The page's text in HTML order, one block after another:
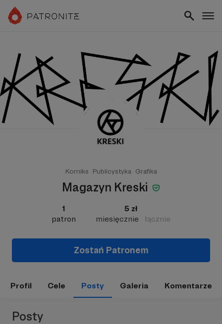
Komiks Publicystyka Grafika
Magazyn Kreski
1
patron
5 zł
miesięcznie
łącznie
Zostań Patronem
Profil Cele Posty Galeria Komentarze
Posty